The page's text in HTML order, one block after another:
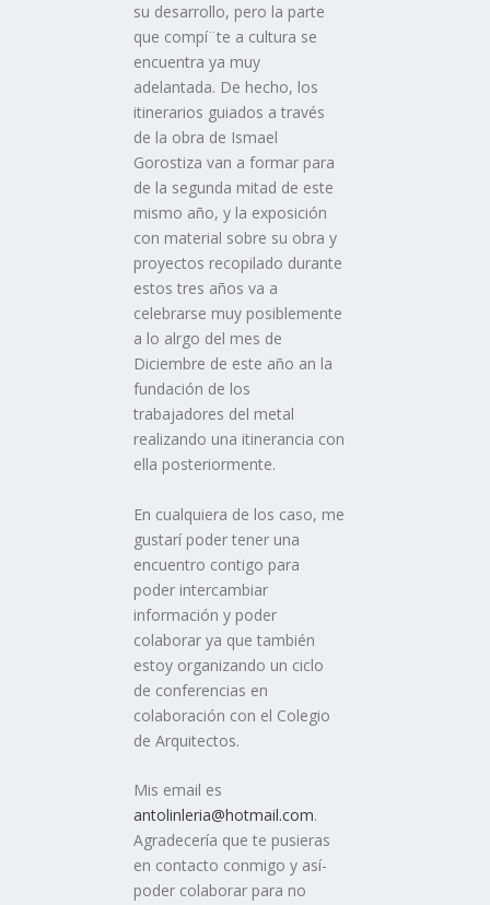
su desarrollo, pero la parte
que compí¨te a cultura se
encuentra ya muy
adelantada. De hecho, los
itinerarios guiados a través
de la obra de Ismael
Gorostiza van a formar para
de la segunda mitad de este
mismo año, y la exposición
con material sobre su obra y
proyectos recopilado durante
estos tres años va a
celebrarse muy posiblemente
a lo alrgo del mes de
Diciembre de este año an la
fundación de los
trabajadores del metal
realizando una itinerancia con
ella posteriormente.
En cualquiera de los caso, me
gustarí­ poder tener una
encuentro contigo para
poder intercambiar
información y poder
colaborar ya que también
estoy organizando un ciclo
de conferencias en
colaboración con el Colegio
de Arquitectos.
Mis email es
antolinleria@hotmail.com.
Agradecerí­a que te pusieras
en contacto conmigo y así­
poder colaborar para no